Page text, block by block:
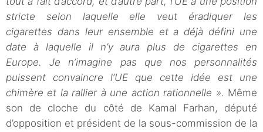
stricte selon laquelle elle veut éradiquer les
cigarettes dans leur ensemble et a déjà défini une
date à laquelle il n’y aura plus de cigarettes en
Europe. Je n’imagine pas que nos personnalités
puissent convaincre l’UE que cette idée est une
chimère et la rallier à une action rationnelle ». Même
son de cloche du côté de Kamal Farhan, député
d’opposition et président de la sous-commission de la